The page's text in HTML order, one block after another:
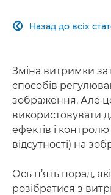
Назад до всіх

Зміна витримки
способів
зображення. Але
використовувати
ефектів і
відсутності) на
Ось п’ять порад,
розібратися з